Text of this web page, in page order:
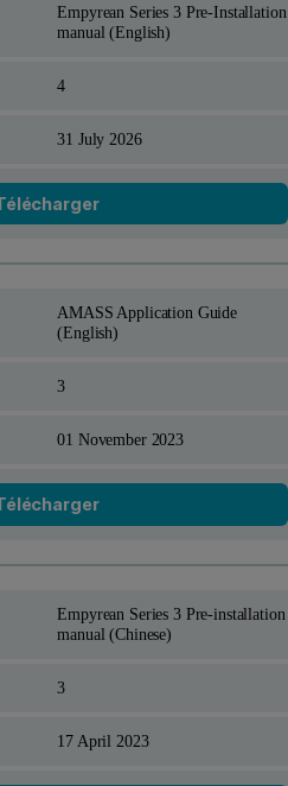
Empyrean Series 3 Pre-Installation
manual (English)
4
31 July 2026
AMASS Application Guide
(English)
3
01 November 2023
Empyrean Series 3 Pre-installation
manual (Chinese)
3
17 April 2023